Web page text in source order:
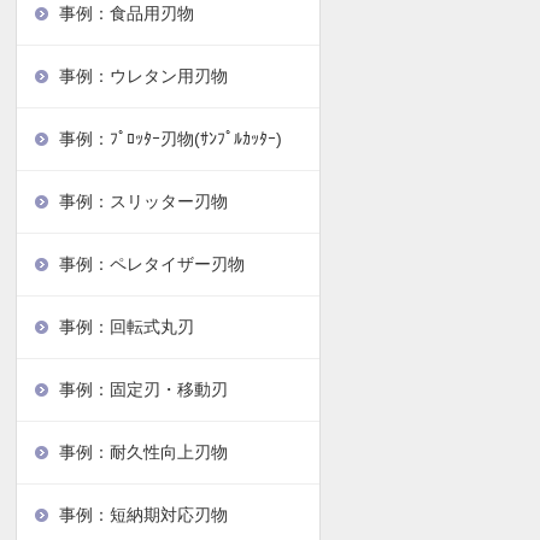
事例：食品用刃物
事例：ウレタン用刃物
事例：ﾌﾟﾛｯﾀｰ刃物(ｻﾝﾌﾟﾙｶｯﾀｰ)
事例：スリッター刃物
事例：ペレタイザー刃物
事例：回転式丸刃
事例：固定刃・移動刃
事例：耐久性向上刃物
事例：短納期対応刃物